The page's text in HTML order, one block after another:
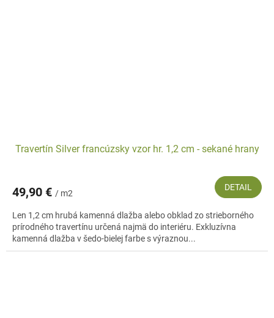
Travertín Silver francúzsky vzor hr. 1,2 cm - sekané hrany
49,90 € / m2
DETAIL
Len 1,2 cm hrubá kamenná dlažba alebo obklad zo strieborného
prírodného travertínu určená najmä do interiéru. Exkluzívna
kamenná dlažba v šedo-bielej farbe s výraznou...